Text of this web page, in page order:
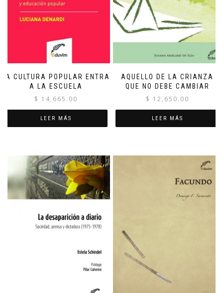
LA CULTURA POPULAR ENTRA
A LA ESCUELA
$ 14,665.00
LEER MÁS
AQUELLO DE LA CRIANZA
QUE NO DEBE CAMBIAR
$ 12,650.00
LEER MÁS